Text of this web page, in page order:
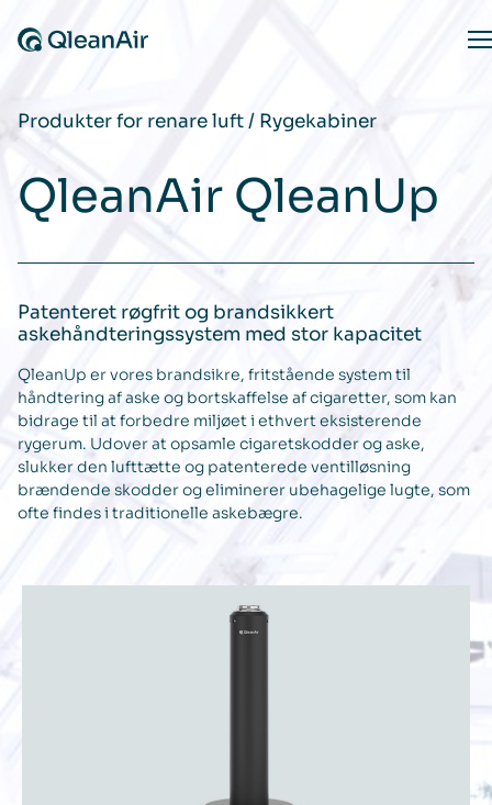
Produkter for renare luft/ Rygekabiner
QleanAir QleanUp
Patenteret røgfrit og brandsikkert
askehåndteringssystem​ med stor kapacitet
QleanUp er vores brandsikre, fritstående system til
håndtering af aske og bortskaffelse af cigaretter, som kan
bidrage til at forbedre miljøet i ethvert eksisterende
rygerum. Udover at opsamle cigaretskodder og aske,
slukker den lufttætte og patenterede ventilløsning
brændende skodder og eliminerer ubehagelige lugte, som
ofte findes i traditionelle askebægre.